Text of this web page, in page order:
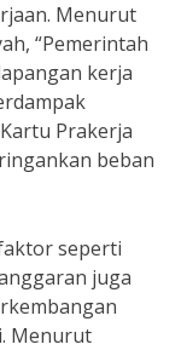
Menurut
“Pemerintah
kerja
Prakerja
beban
seperti
juga
Menurut